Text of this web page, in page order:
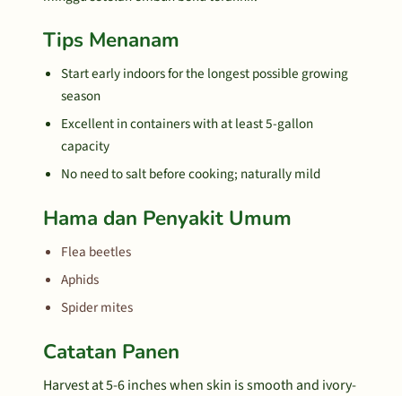
Tips Menanam
Start early indoors for the longest possible growing
season
Excellent in containers with at least 5-gallon
capacity
No need to salt before cooking; naturally mild
Hama dan Penyakit Umum
Flea beetles
Aphids
Spider mites
Catatan Panen
Harvest at 5-6 inches when skin is smooth and ivory-